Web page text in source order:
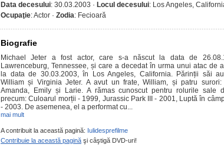
Data decesului: 30.03.2003 · Locul decesului: Los Angeles,
Ocupaţie: Actor · Zodia: Fecioară
Biografie
Michael Jeter a fost actor, care s-a născut la data de
Lawrenceburg, Tennessee, și care a decedat în urma unui atac de
la data de 30.03.2003, în Los Angeles, California. Părinții săi
William și Virginia Jeter. A avut un frate, William, și patru surori:
Amanda, Emily și Larie. A rămas cunoscut pentru rolurile sale
precum: Culoarul morții - 1999, Jurassic Park III - 2001, Luptă în
- 2003. De asemenea, el a performat cu...
mai mult
A contribuit la această pagină: Iulidesprefilme
Contribuie la această pagină şi câştigă DVD-uri!